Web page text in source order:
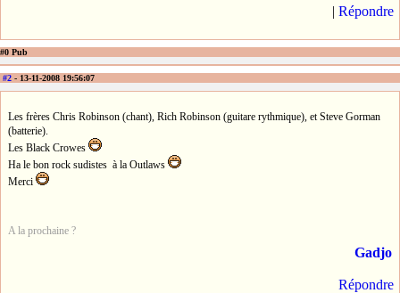
| Répondre
#0 Pub
#2 - 13-11-2008 19:56:07
Les frères Chris Robinson (chant), Rich Robinson (guitare rythmique), et Steve Gorman
(batterie).
Les Black Crowes
Ha le bon rock sudistes à la Outlaws
Merci
A la prochaine ?
Gadjo
Répondre